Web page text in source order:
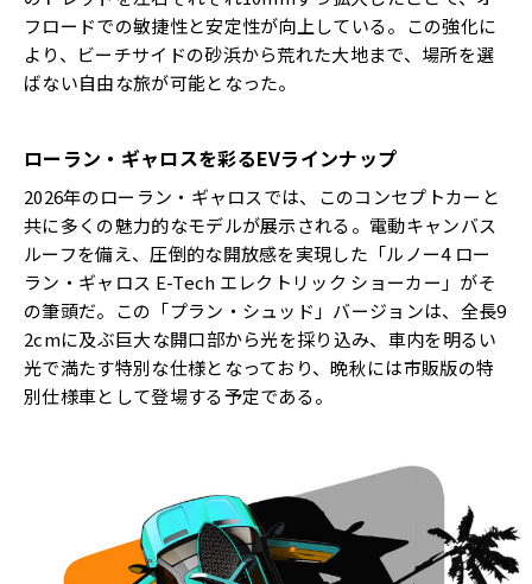
フロードでの敏捷性と安定性が向上している。この強化に
より、ビーチサイドの砂浜から荒れた大地まで、場所を選
ばない自由な旅が可能となった。
ローラン・ギャロスを彩るEVラインナップ
2026年のローラン・ギャロスでは、このコンセプトカーと
共に多くの魅力的なモデルが展示される。電動キャンバス
ルーフを備え、圧倒的な開放感を実現した「ルノー4 ロー
ラン・ギャロス E-Tech エレクトリック ショーカー」がそ
の筆頭だ。この「プラン・シュッド」バージョンは、全長9
2cmに及ぶ巨大な開口部から光を採り込み、車内を明るい
光で満たす特別な仕様となっており、晩秋には市販版の特
別仕様車として登場する予定である。